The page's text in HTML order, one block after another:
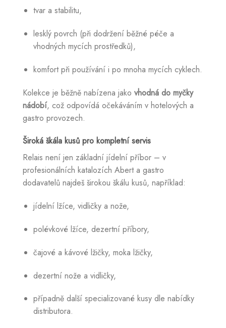
tvar a stabilitu,
lesklý povrch (při dodržení běžné péče a
vhodných mycích prostředků),
komfort při používání i po mnoha mycích cyklech.
Kolekce je běžně nabízena jako vhodná do myčky
nádobí, což odpovídá očekáváním v hotelových a
gastro provozech.
Široká škála kusů pro kompletní servis
Relais není jen základní jídelní příbor – v
profesionálních katalozích Abert a gastro
dodavatelů najdeš širokou škálu kusů, například:
jídelní lžíce, vidličky a nože,
polévkové lžíce, dezertní příbory,
čajové a kávové lžičky, moka lžičky,
dezertní nože a vidličky,
případně další specializované kusy dle nabídky
distributora.